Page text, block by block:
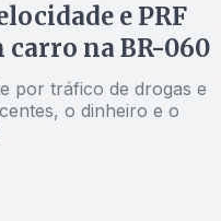
e PRF
carro na BR-060
por tráfico de drogas e
o dinheiro e o